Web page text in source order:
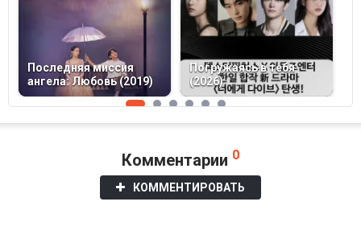
Последняя миссия
ангела: Любовь (2019)
Погружаясь в тебя
(2026)
Комментарии 0
КОММЕНТИРОВАТЬ